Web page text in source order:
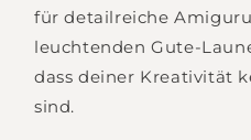
für detailreiche
leuchtenden Gute-
dass deiner Kreativität
sind.